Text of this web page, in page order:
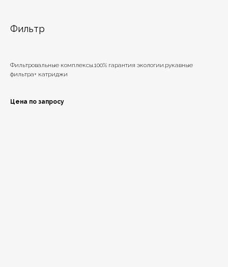
Фильтр
Фильтровальные комплексы.100% гарантия экологии.рукавные
фильтра+ катриджи
Цена по запросу